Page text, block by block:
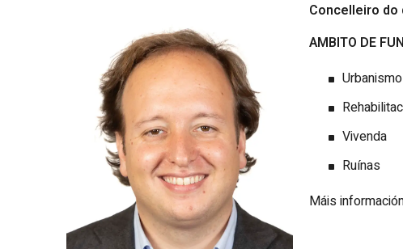
Concelleiro
AMBITO DE
Urbanismo
Vivenda
Ruínas
Máis